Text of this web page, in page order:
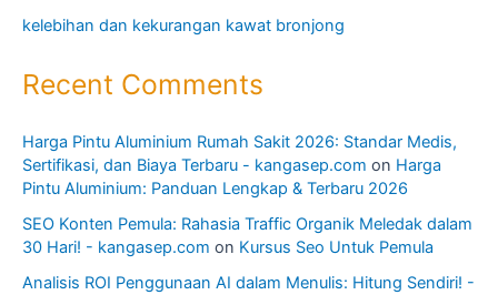
kelebihan dan kekurangan kawat bronjong
Recent Comments
Harga Pintu Aluminium Rumah Sakit 2026: Standar Medis,
Sertifikasi, dan Biaya Terbaru - kangasep.com on Harga
Pintu Aluminium: Panduan Lengkap & Terbaru 2026
SEO Konten Pemula: Rahasia Traffic Organik Meledak dalam
30 Hari! - kangasep.com on Kursus Seo Untuk Pemula
Analisis ROI Penggunaan AI dalam Menulis: Hitung Sendiri! -